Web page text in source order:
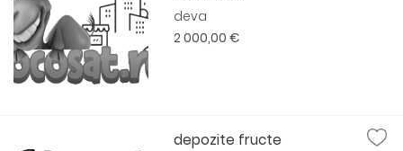
deva
2 000,00 €
depozite fructe